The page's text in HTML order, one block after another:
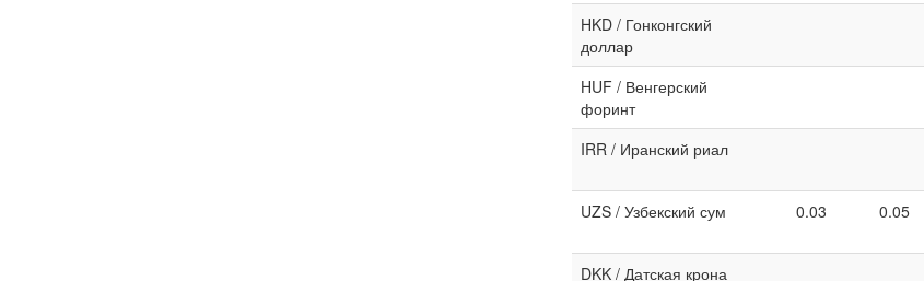
HKD / Гонконгский
доллар
HUF / Венгерский
форинт
IRR / Иранский риал
UZS / Узбекский сум
0.03 0.05
DKK / Датская крона